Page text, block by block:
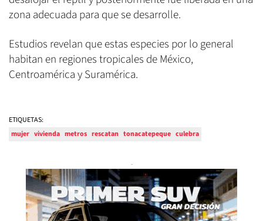
zona adecuada para que se desarrolle.
Estudios revelan que estas especies por lo general
habitan en regiones tropicales de México,
Centroamérica y Suramérica.
ETIQUETAS:
mujer vivienda metros rescatan tonacatepeque culebra